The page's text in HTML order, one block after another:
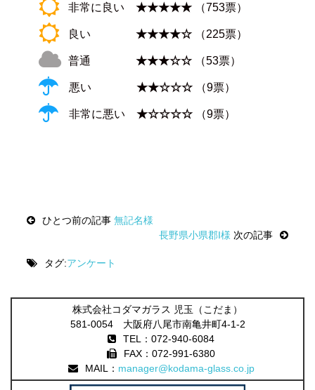
非常に良い★★★★★ （753票）
良い★★★★☆ （225票）
普通★★★☆☆ （53票）
悪い★★☆☆☆ （9票）
非常に悪い★☆☆☆☆ （9票）
navigationひとつ前の記事無記名様
長野県小県郡I様 次の記事
タグ:アンケート
株式会社コダマガラス 児玉（こだま）
581-0054 大阪府八尾市南亀井町4-1-2
TEL：072-940-6084
FAX：072-991-6380
MAIL： manager@kodama-glass.co.jp